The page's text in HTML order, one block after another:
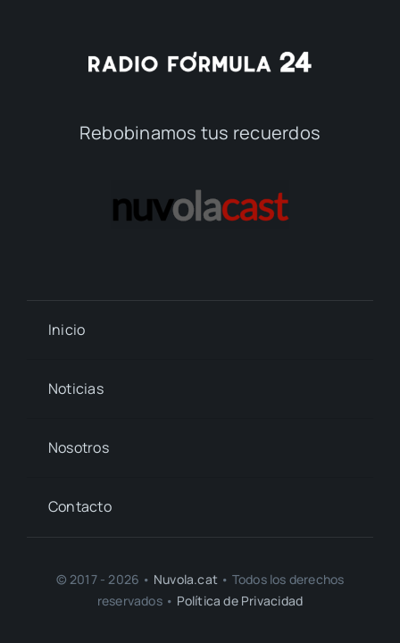
Rebobinamos tus recuerdos
Inicio
Noticias
Nosotros
Contacto
© 2017 - 2026 • Nuvola.cat • Todos los derechos
reservados • Política de Privacidad